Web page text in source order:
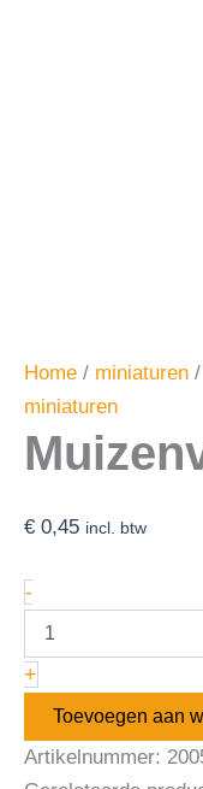
Home / miniaturen
miniaturen
€ 0,45 incl. btw
-
+
Toevoegen aan
Artikelnummer: